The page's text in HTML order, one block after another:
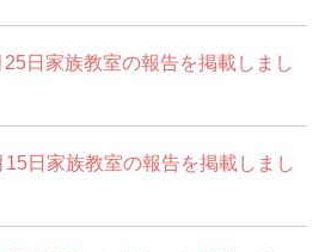
25日家族教室の報告を掲載しまし
15日家族教室の報告を掲載しまし